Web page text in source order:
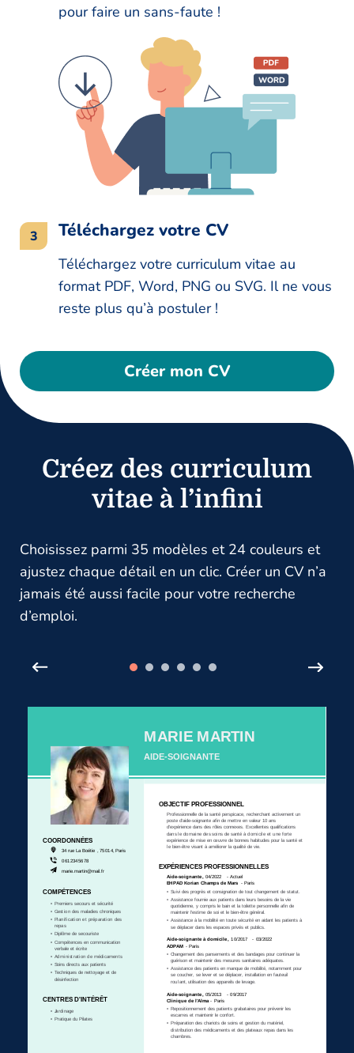
pour faire un sans-faute !
Téléchargez votre CV
Téléchargez votre curriculum vitae au
format PDF, Word, PNG ou SVG. Il ne vous
reste plus qu’à postuler !
Créer mon CV
Créez des curriculum
vitae à l’infini
Choisissez parmi 35 modèles et 24 couleurs et
ajustez chaque détail en un clic. Créer un CV n’a
jamais été aussi facile pour votre recherche
d’emploi.